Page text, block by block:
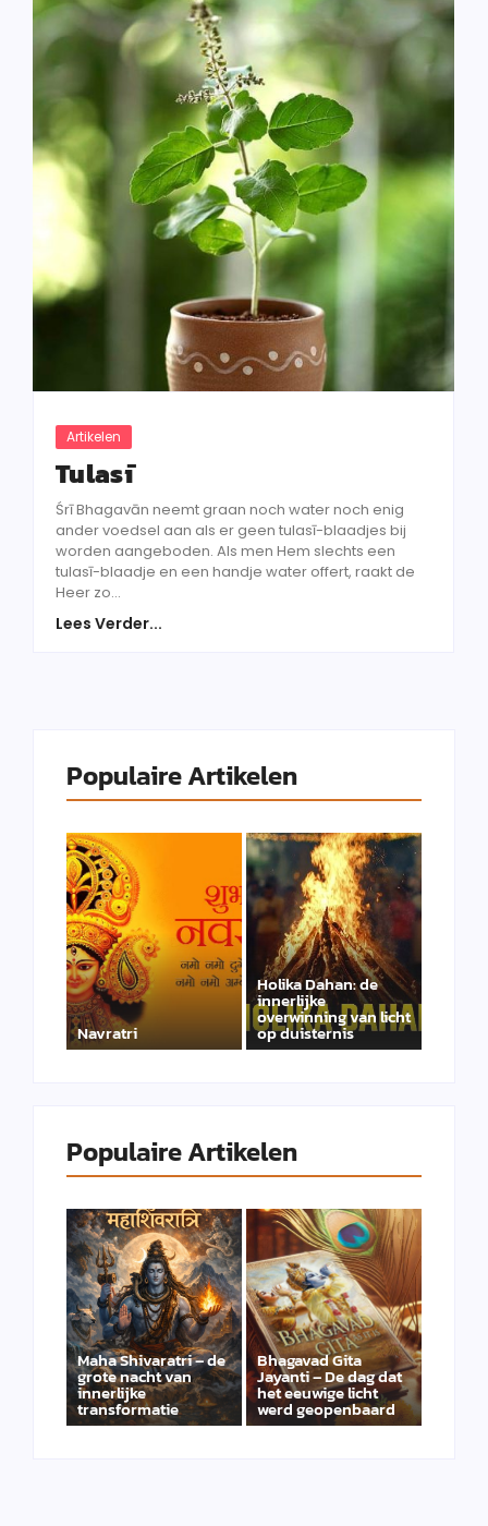
Artikelen
Tulasī
Śrī Bhagavān neemt graan noch water noch enig
ander voedsel aan als er geen tulasī-blaadjes bij
worden aangeboden. Als men Hem slechts een
tulasī-blaadje en een handje water offert, raakt de
Heer zo...
Lees Verder...
Populaire Artikelen
Navratri
Holika Dahan: de
innerlijke
overwinning van licht
op duisternis
Populaire Artikelen
Maha Shivaratri – de
grote nacht van
innerlijke
transformatie
Bhagavad Gita
Jayanti – De dag dat
het eeuwige licht
werd geopenbaard